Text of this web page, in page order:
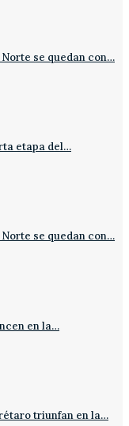
se quedan con…
etapa del…
se quedan con…
en la…
triunfan en la…